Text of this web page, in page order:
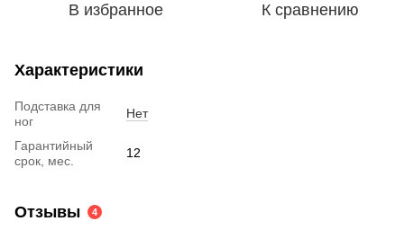
В избранное К сравнению
Характеристики
Подставка для
ног
Нет
Гарантийный
срок, мес.
12
Отзывы 4